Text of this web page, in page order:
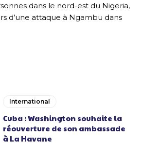
dans le nord-est du Nigeria,
d’une attaque à Ngambu dans
International
Cuba : Washington souhaite la
réouverture de son ambassade
à La Havane